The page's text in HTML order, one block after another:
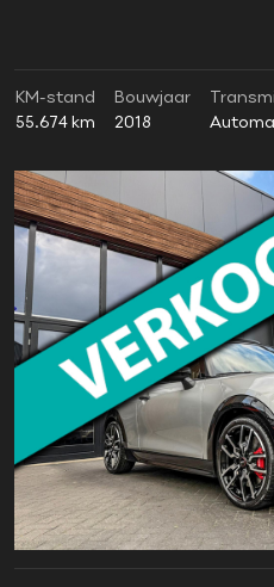
KM-stand
55.674 km
Bouwjaar
2018